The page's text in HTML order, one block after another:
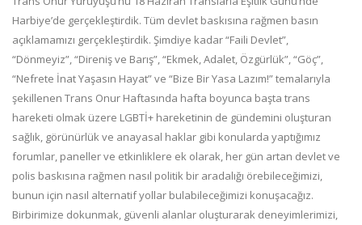
Harbiye’de gerçekleştirdik. Tüm devlet baskısına rağmen basın
açıklamamızı gerçekleştirdik. Şimdiye kadar “Faili Devlet”,
“Dönmeyiz”, “Direniş ve Barış”, “Ekmek, Adalet, Özgürlük”, “Göç”,
“Nefrete İnat Yaşasın Hayat” ve “Bize Bir Yasa Lazım!” temalarıyla
şekillenen Trans Onur Haftasında hafta boyunca başta trans
hareketi olmak üzere LGBTİ+ hareketinin de gündemini oluşturan
sağlık, görünürlük ve anayasal haklar gibi konularda yaptığımız
forumlar, paneller ve etkinliklere ek olarak, her gün artan devlet ve
polis baskısına rağmen nasıl politik bir aradalığı örebileceğimizi,
bunun için nasıl alternatif yollar bulabileceğimizi konuşacağız.
Birbirimize dokunmak, güvenli alanlar oluşturarak deneyimlerimizi,